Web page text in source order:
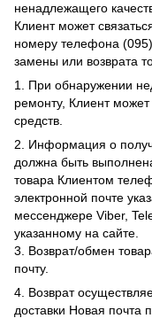
ненадлежащего
Клиент может
номеру телефона
замены или возврата
1. При обнаружении
ремонту, Клиент может
средств.
2. Информация о
должна быть
товара Клиентом
электронной почте
мессенджере Viber,
указанному на сайте.
3. Возврат/обмен
почту.
4. Возврат
доставки Новая почта